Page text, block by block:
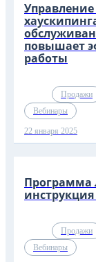
повышает
работы
Продажи
Вебинары
22 января 2025
Программа
Продажи
Вебинары